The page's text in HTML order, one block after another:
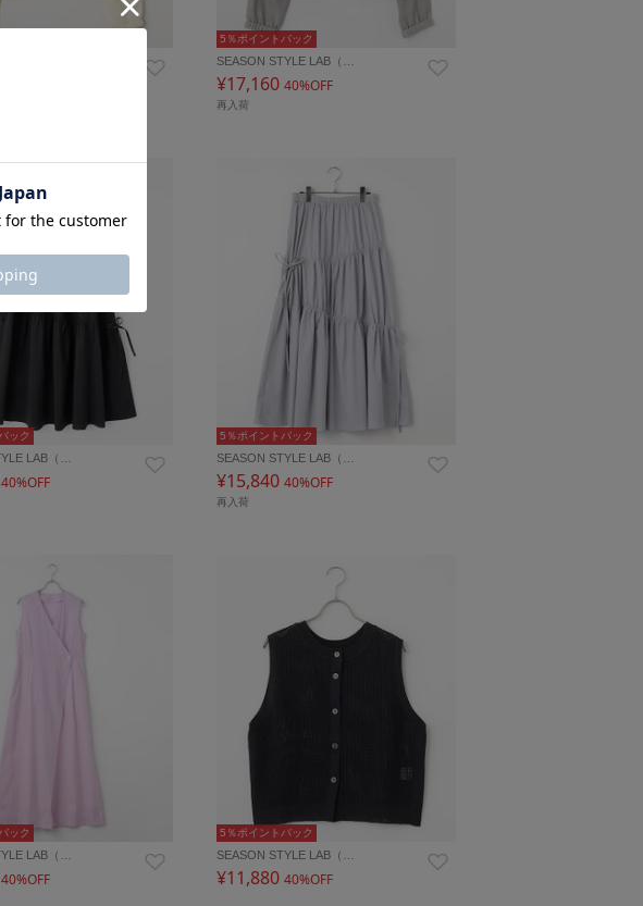
5％ポイントバック
SEASON STYLE LAB（…
¥17,160 40%OFF
再入荷
ック
LAB（…
40%OFF
5％ポイントバック
SEASON STYLE LAB（…
¥15,840 40%OFF
再入荷
ック
LAB（…
40%OFF
5％ポイントバック
SEASON STYLE LAB（…
¥11,880 40%OFF